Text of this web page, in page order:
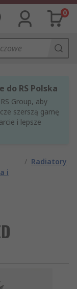
0
do RS Polska
Group, aby
szerszą gamę
i lepsze
i
/ Radiatory